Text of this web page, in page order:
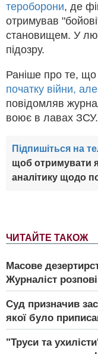
ЧИТАЙТЕ ТАКОЖ
Масове
Журналіст
Суд призначив
якої було
"Труси та
тероборони, де
отримував
становищем. У
підозру.
Раніше про те, що
початку війни,
повідомляв
воює в лавах ЗСУ.
Підпишіться на
щоб отримувати
аналітику щодо